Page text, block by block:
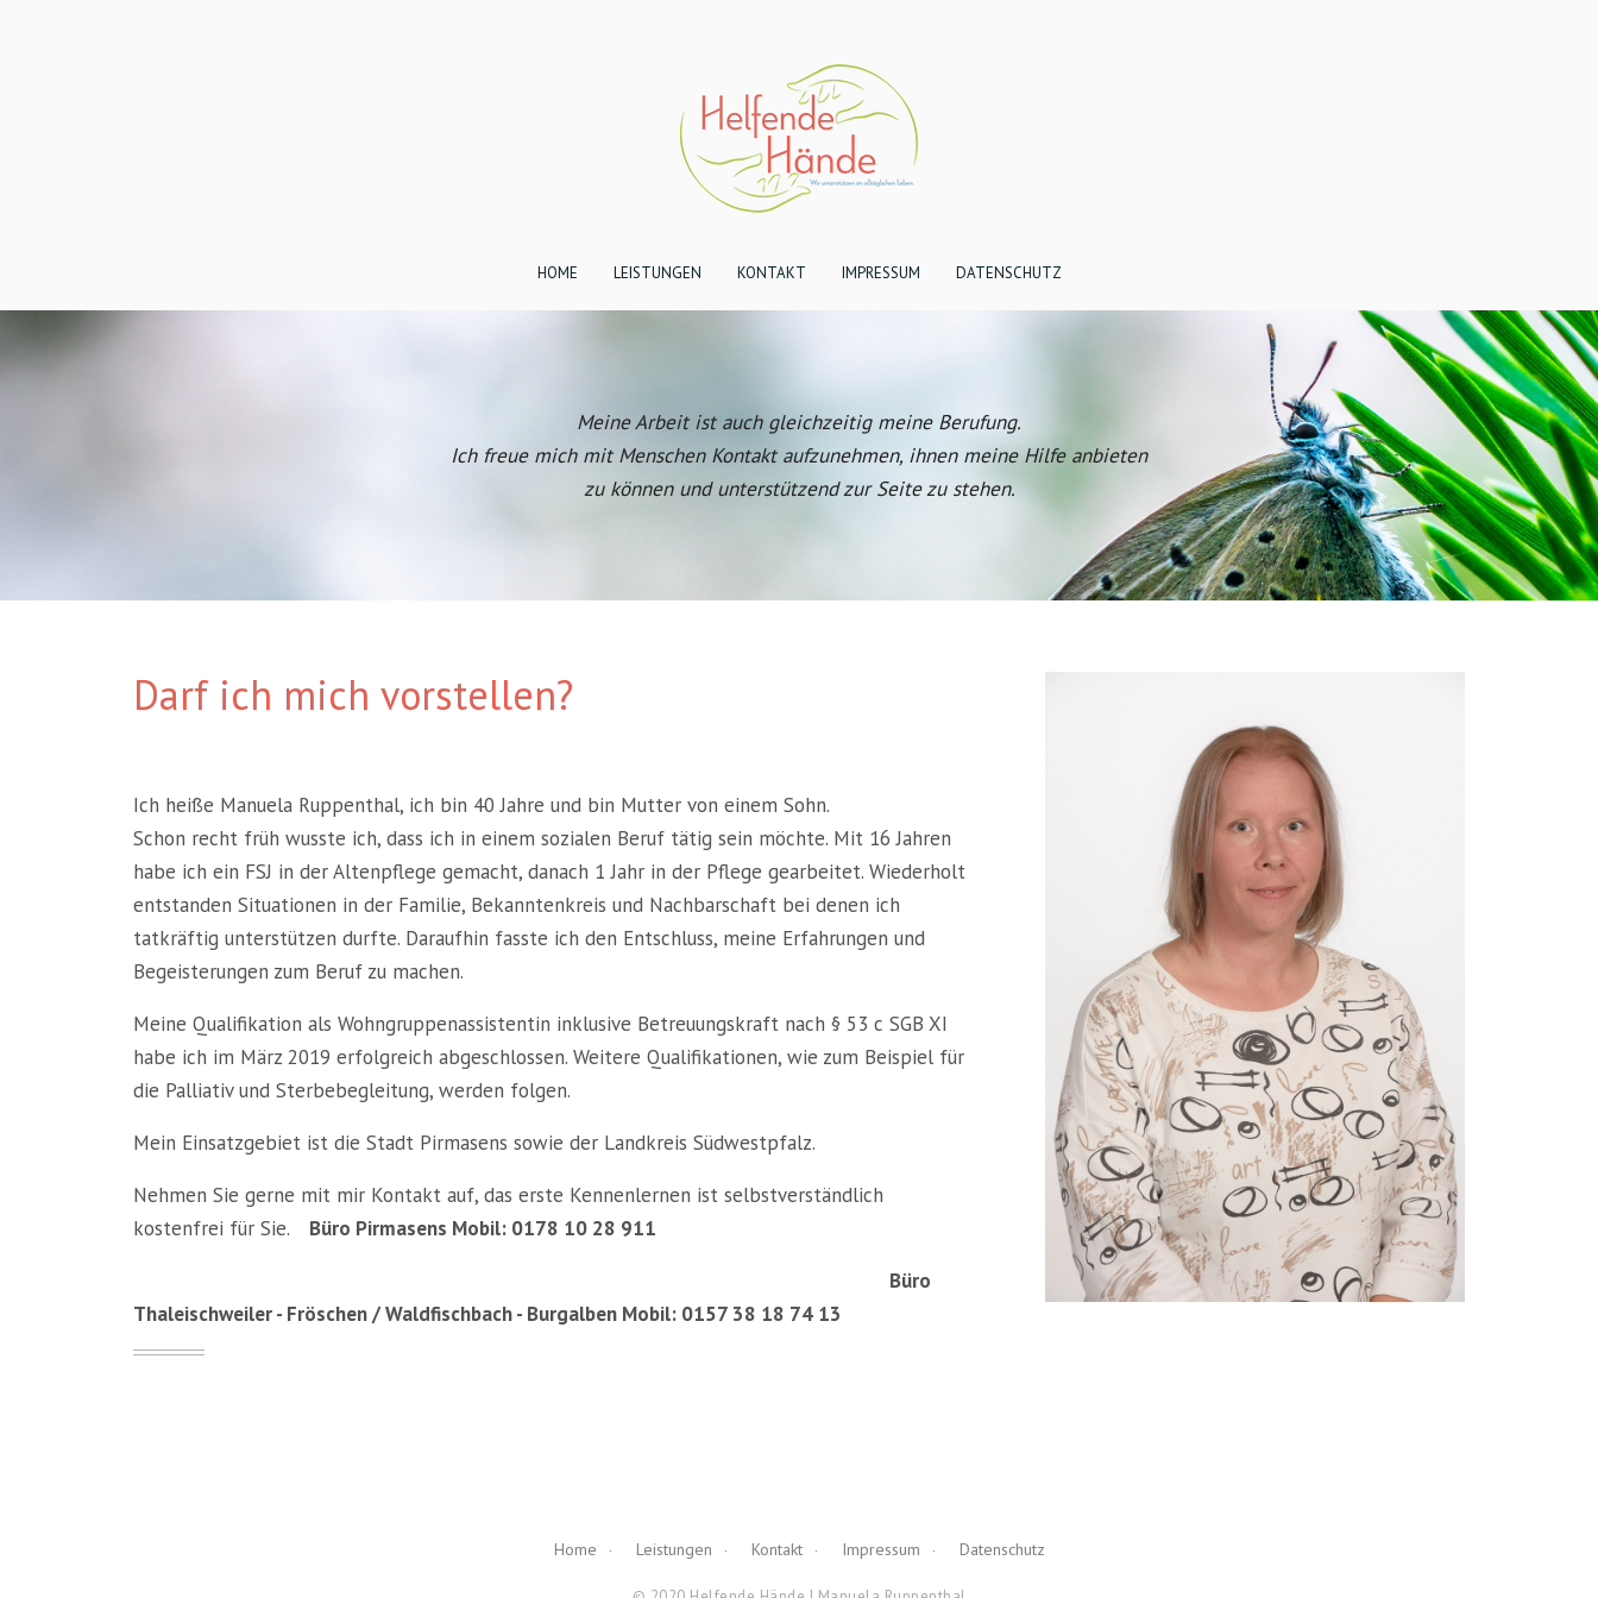
HOME LEISTUNGEN KONTAKT IMPRESSUM DATENSCHUTZ
Meine Arbeit ist auch gleichzeitig meine Berufung.
Ich freue mich mit Menschen Kontakt aufzunehmen, ihnen meine Hilfe anbieten
zu können und unterstützend zur Seite zu stehen.
Darf ich mich vorstellen?
Ich heiße Manuela Ruppenthal, ich bin 40 Jahre und bin Mutter von einem Sohn.
Schon recht früh wusste ich, dass ich in einem sozialen Beruf tätig sein möchte. Mit 16 Jahren
habe ich ein FSJ in der Altenpflege gemacht, danach 1 Jahr in der Pflege gearbeitet. Wiederholt
entstanden Situationen in der Familie, Bekanntenkreis und Nachbarschaft bei denen ich
tatkräftig unterstützen durfte. Daraufhin fasste ich den Entschluss, meine Erfahrungen und
Begeisterungen zum Beruf zu machen.
Meine Qualifikation als Wohngruppenassistentin inklusive Betreuungskraft nach § 53 c SGB XI
habe ich im März 2019 erfolgreich abgeschlossen. Weitere Qualifikationen, wie zum Beispiel für
die Palliativ und Sterbebegleitung, werden folgen.
Mein Einsatzgebiet ist die Stadt Pirmasens sowie der Landkreis Südwestpfalz.
Nehmen Sie gerne mit mir Kontakt auf, das erste Kennenlernen ist selbstverständlich
kostenfrei für Sie.
Büro Pirmasens Mobil: 0178 10 28 911
Büro
Thaleischweiler - Fröschen / Waldfischbach - Burgalben Mobil: 0157 38 18 74 13
Home Leistungen Kontakt Impressum Datenschutz